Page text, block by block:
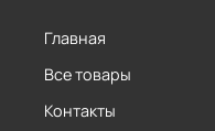
Главная
Все товары
Контакты